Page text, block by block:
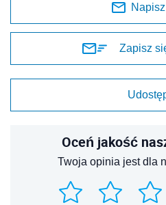
Zapisz
Oceń jakość
Twoja opinia jest dla